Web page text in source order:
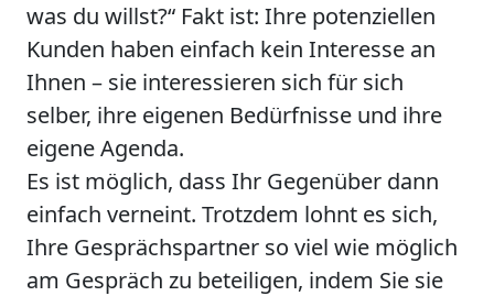
was du willst?“ Fakt ist: Ihre potenziellen
Kunden haben einfach kein Interesse an
Ihnen – sie interessieren sich für sich
selber, ihre eigenen Bedürfnisse und ihre
eigene Agenda.
Es ist möglich, dass Ihr Gegenüber dann
einfach verneint. Trotzdem lohnt es sich,
Ihre Gesprächspartner so viel wie möglich
am Gespräch zu beteiligen, indem Sie sie